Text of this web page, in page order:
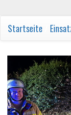
Startseite